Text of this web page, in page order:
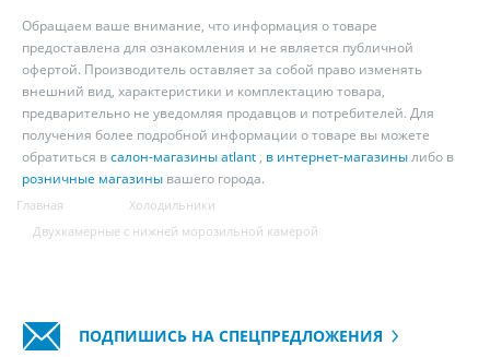
Обращаем ваше внимание, что информация о товаре
предоставлена для ознакомления и не является публичной
офертой. Производитель оставляет за собой право изменять
внешний вид, характеристики и комплектацию товара,
предварительно не уведомляя продавцов и потребителей. Для
получения более подробной информации о товаре вы можете
обратиться всалон-магазины atlant , в интернет-магазинылибо в
розничные магазины вашего города.
Главная
Холодильники
Двухкамерные с нижней морозильной камерой
ПОДПИШИСЬ НА СПЕЦПРЕДЛОЖЕНИЯ